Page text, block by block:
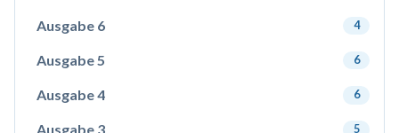
Ausgabe 6 4
Ausgabe 5 6
Ausgabe 4 6
Ausgabe 3 5